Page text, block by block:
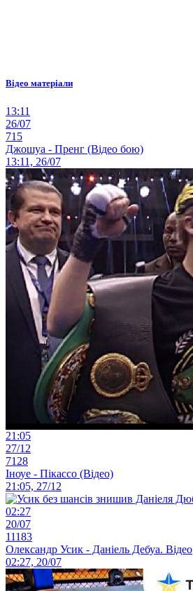
Відео матеріали
13:11
26/07
715
Джошуа - Пренг (Відео бою)
13:11, 26/07
21:05
27/12
7128
Іноуе - Пікассо (Відео)
21:05, 27/12
02:27
20/07
11183
Олександр Усик - Даніель Дебуа. Відео
02:27, 20/07